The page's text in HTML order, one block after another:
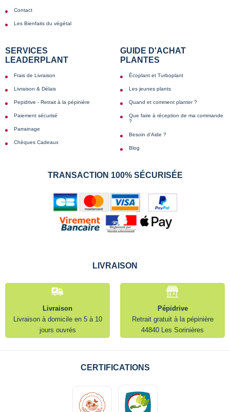
Contact
Les Bienfaits du végétal
SERVICES
LEADERPLANT
Frais de Livraison
Livraison & Délais
Pepidrive - Retrait à la pépinière
Paiement sécurisé
Parrainage
Chèques Cadeaux
GUIDE D'ACHAT
PLANTES
Écoplant et Turboplant
Les jeunes plants
Quand et comment planter ?
Que faire à réception de ma commande
?
Besoin d'Aide ?
Blog
TRANSACTION 100% SÉCURISÉE
LIVRAISON
Livraison
Livraison à domicile en 5 à 10
jours ouvrés
Pépidrive
Retrait gratuit à la pépinière
44840 Les Sorinières
CERTIFICATIONS